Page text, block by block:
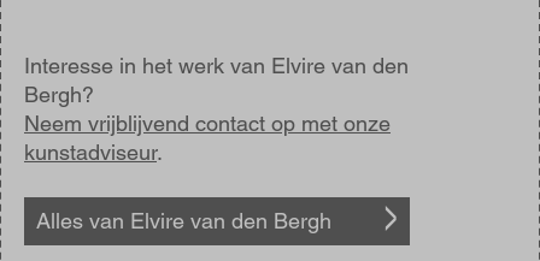
Interesse in het werk van Elvire van den
Bergh?
Neem vrijblijvend contact op met onze
kunstadviseur.
Alles van Elvire van den Bergh